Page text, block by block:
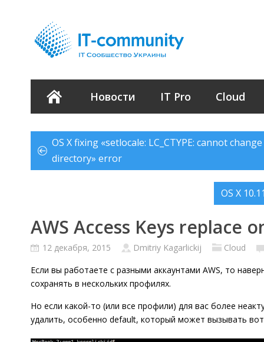
Новости IT Pro Cloud
OS X fixing «setlocale: LC_CTYPE: cannot
directory» error
OS X
AWS Access Keys replace
12 декабря, 2015 Dmitriy Kagarlickij Cloud
Если вы работаете с разными аккаунтами AWS, то
сохранять в нескольких профилях.
Но если какой-то (или все профили) для вас более
удалить, особенно default, который может вызывать вот